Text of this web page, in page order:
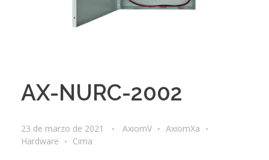
AX-NURC-2002
23 de marzo de 2021 AxiomV
AxiomXa
Hardware
Cima